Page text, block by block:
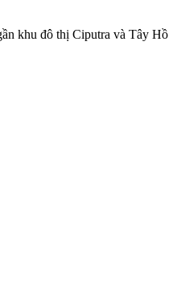
khu đô thị Ciputra và Tây Hồ